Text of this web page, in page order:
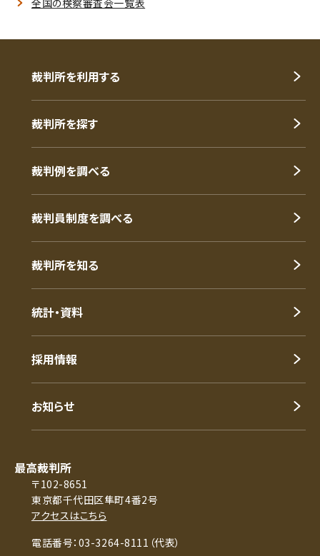
裁判所を利用する
裁判所を探す
裁判例を調べる
裁判員制度を調べる
裁判所を知る
統計・資料
採用情報
お知らせ
最高裁判所
〒102-8651
東京都千代田区隼町4番2号
アクセスはこちら
電話番号：03-3264-8111（代表）